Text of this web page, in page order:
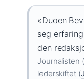
«Duoen
seg
den
Journalisten
lederskiftet (